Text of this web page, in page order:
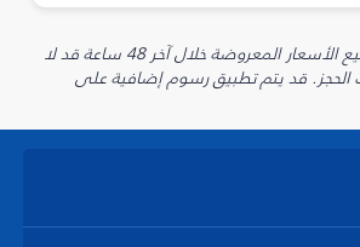
* تم الحصول على جميع الأسعار المعروضة خلال آخر 48 ساعة قد لا
قد يتم تطبيق رسوم إضافية على